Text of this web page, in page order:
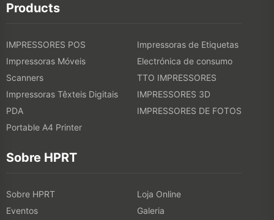
Products
IMPRESSORES POS
Impressoras de Etiquetas
Impressoras Móveis
Electrónica de consumo
Scanners
TTO IMPRESSORES
Impressoras Têxteis Digitais
IMPRESSORES 3D
PDA
IMPRESSORES DE FOTOS
Portable A4 Printer
Sobre HPRT
Sobre HPRT
Loja Online
Eventos
Galeria